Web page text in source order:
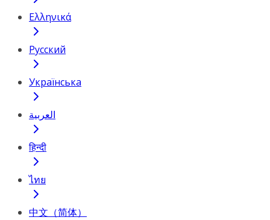
Ελληνικά
Русский
Українська
العربية
हिन्दी
ไทย
中文（简体）